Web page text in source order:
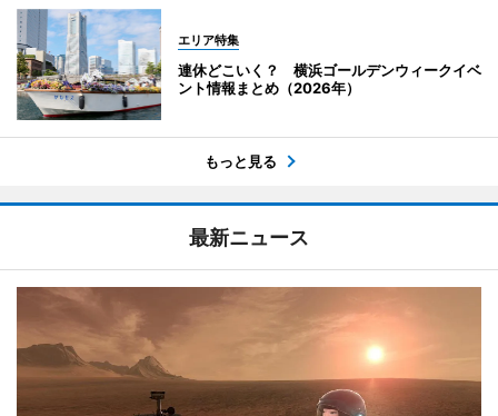
エリア特集
連休どこいく？ 横浜ゴールデンウィークイベ
ント情報まとめ（2026年）
もっと見る
最新ニュース